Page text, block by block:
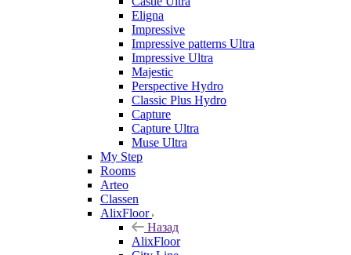
Eligna
Impressive
Impressive patterns Ultra
Impressive Ultra
Majestic
Perspective Hydro
Classic Plus Hydro
Capture
Capture Ultra
Muse Ultra
My Step
Rooms
Arteo
Classen
AlixFloor
Назад
AlixFloor